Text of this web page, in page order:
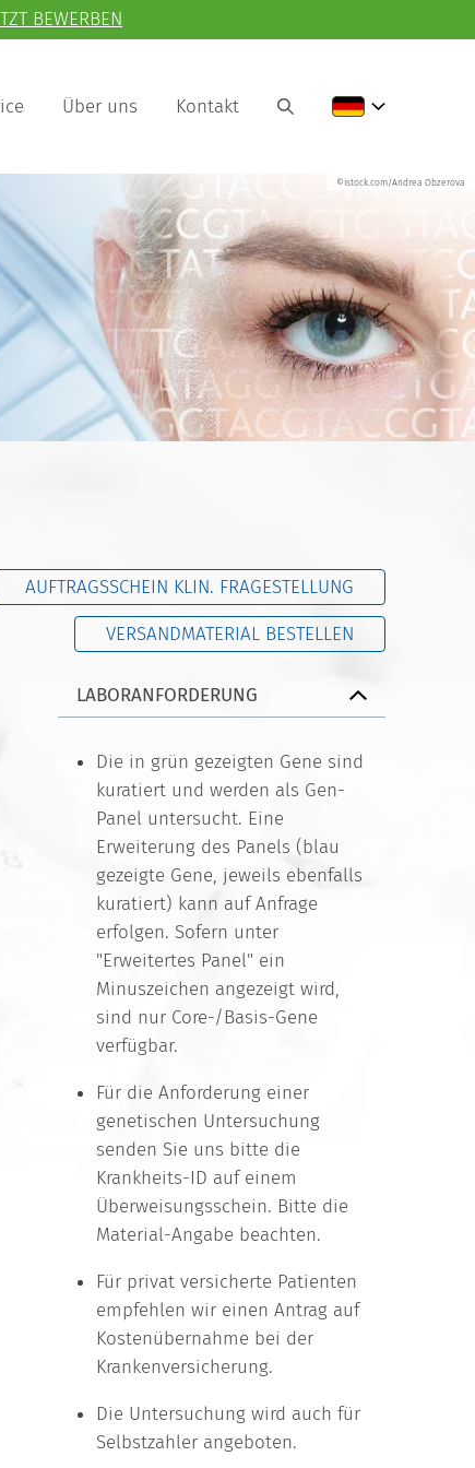
BEWERBEN
Über uns Kontakt
©istock.com/Andrea Obzerova
AUFTRAGSSCHEIN KLIN. FRAGESTELLUNG
VERSANDMATERIAL BESTELLEN
LABORANFORDERUNG
Die in grün gezeigten Gene sind
kuratiert und werden als Gen-
Panel untersucht. Eine
Erweiterung des Panels (blau
gezeigte Gene, jeweils ebenfalls
kuratiert) kann auf Anfrage
erfolgen. Sofern unter
"Erweitertes Panel" ein
Minuszeichen angezeigt wird,
sind nur Core-/Basis-Gene
verfügbar.
Für die Anforderung einer
genetischen Untersuchung
senden Sie uns bitte die
Krankheits-ID auf einem
Überweisungsschein. Bitte die
Material-Angabe beachten.
Für privat versicherte Patienten
empfehlen wir einen Antrag auf
Kostenübernahme bei der
Krankenversicherung.
Die Untersuchung wird auch für
Selbstzahler angeboten.